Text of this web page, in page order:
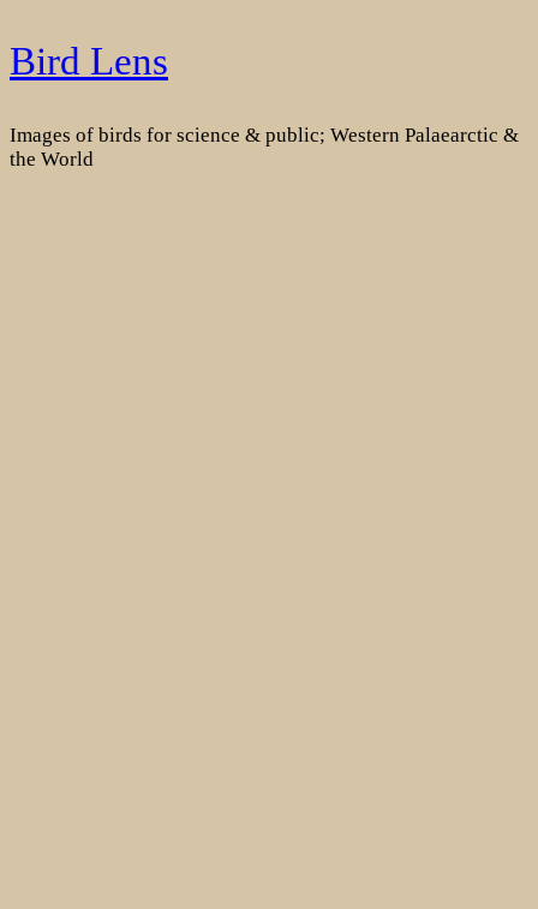
Skip
to
Bird Lens
Images of birds for science & public; Western Palaearctic &
the World